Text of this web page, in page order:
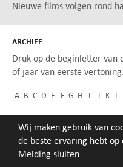
Melding sluiten
Wij maken gebruik van
de beste ervaring hebt op
Nieuwe films volgen rond
ARCHIEF
Druk op de beginletter van
of jaar van eerste vertoning.
A B C D E F G H I J K L